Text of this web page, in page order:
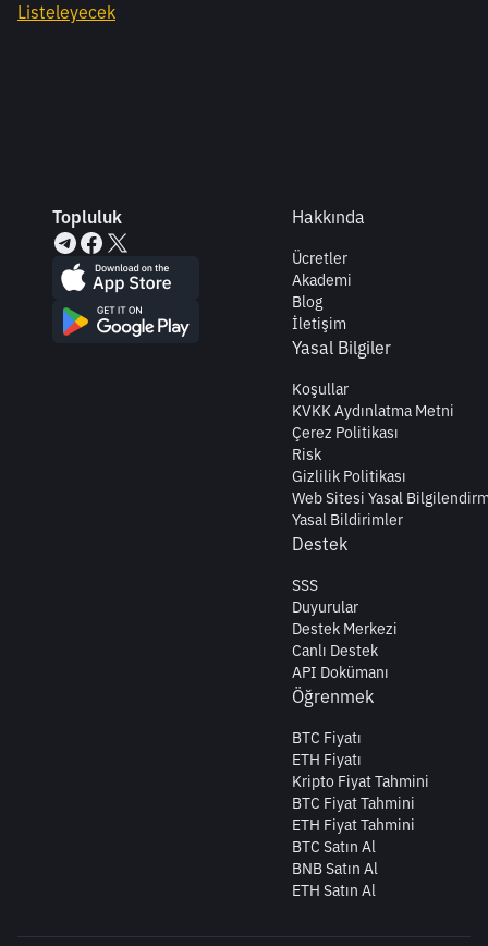
Listeleyecek
Topluluk Hakkında
Ücretler
Akademi
Blog
İletişim
Yasal Bilgiler
Koşullar
KVKK Aydınlatma Metni
Çerez Politikası
Risk
Gizlilik Politikası
Web Sitesi Yasal
Yasal Bildirimler
Destek
SSS
Duyurular
Destek Merkezi
Canlı Destek
API Dokümanı
Öğrenmek
BTC Fiyatı
ETH Fiyatı
Kripto Fiyat Tahmini
BTC Fiyat Tahmini
ETH Fiyat Tahmini
BTC Satın Al
BNB Satın Al
ETH Satın Al